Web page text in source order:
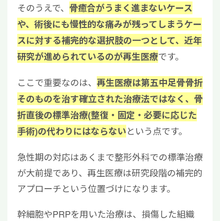
そのうえで、 骨癒合がうまく進まないケース
や、術後にも慢性的な痛みが残ってしまうケー
スに対する補完的な選択肢の一つとして、近年
研究が進められているのが再生医療です。
ここで重要なのは、 再生医療は第五中足骨骨折
そのものを治す確立された治療法ではなく、骨
折直後の標準治療(整復・固定・必要に応じた
手術)の代わりにはならないという点です。
急性期の対応はあくまで整形外科での標準治療
が大前提であり、再生医療は研究段階の補完的
アプローチという位置づけになります。
幹細胞やPRPを用いた治療は、損傷した組織